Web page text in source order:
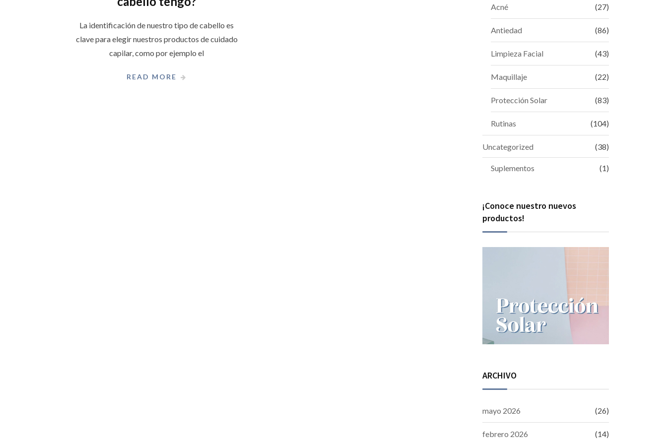
La identificación de nuestro tipo de cabello es
clave para elegir nuestros productos de cuidado
capilar, como por ejemplo el
READ MORE
Acné (27)
Antiedad (86)
Limpieza Facial (43)
Maquillaje (22)
Protección Solar (83)
Rutinas (104)
Uncategorized (38)
Suplementos (1)
¡Conoce nuestro nuevos
productos!
ARCHIVO
mayo 2026 (26)
febrero 2026 (14)